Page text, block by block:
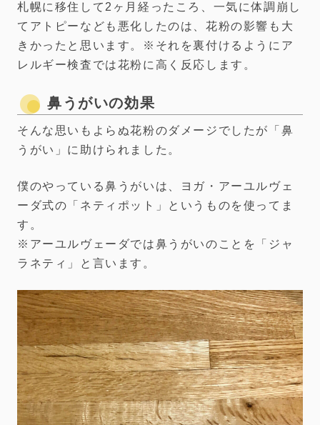
札幌に移住して2ヶ月経ったころ、一気に体調崩し
てアトピーなども悪化したのは、花粉の影響も大
きかったと思います。※それを裏付けるようにア
レルギー検査では花粉に高く反応します。
鼻うがいの効果
そんな思いもよらぬ花粉のダメージでしたが「鼻
うがい」に助けられました。
僕のやっている鼻うがいは、ヨガ・アーユルヴェ
ーダ式の「ネティポット」というものを使ってま
す。
※アーユルヴェーダでは鼻うがいのことを「ジャ
ラネティ」と言います。